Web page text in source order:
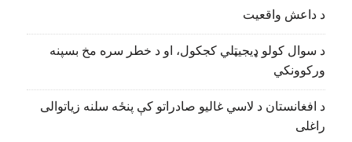
د داعش واقعیت
د سوال کولو ډیجیټلي کجکول، او د خطر سره مخ بسپنه
ورکوونکي
د افغانستان د لاسي غالیو صادراتو کې پنځه سلنه زیاتوالی
راغلی